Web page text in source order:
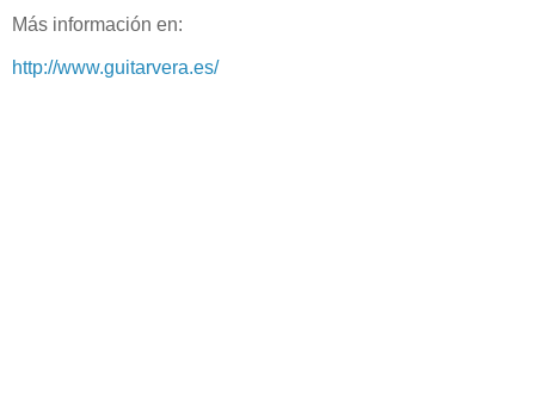
Más información en:
http://www.guitarvera.es/